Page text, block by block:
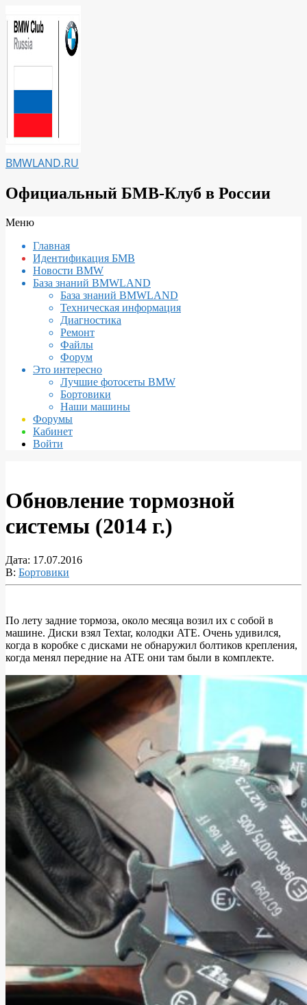
к
содержимому
BMWLAND.RU
Официальный БМВ-Клуб в России
Вторичное
навигации
Меню
Главная
Идентификация БМВ
Новости BMW
База знаний BMWLAND
База знаний BMWLAND
Техническая информация
Диагностика
Ремонт
Файлы
Форум
Это интересно
Лучшие фотосеты BMW
Бортовики
Наши машины
Форумы
Кабинет
Войти
Обновление тормозной
системы (2014 г.)
Дата: 17.07.2016
В: Бортовики
Обновление
тормозной
системы
(2014
г.)
По лету задние тормоза, около месяца возил их с собой в
машине. Диски взял Textar, колодки ATE. Очень удивился,
когда в коробке с дисками не обнаружил болтиков крепления,
когда менял передние на ATE они там были в комплекте.